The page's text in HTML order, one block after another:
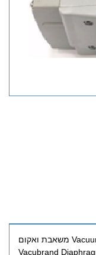
Vacubrand